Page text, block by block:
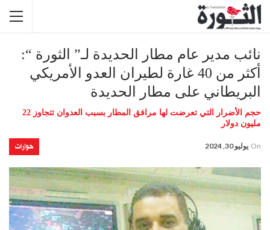
نائب مدير عام مطار الحديدة لـ” الثورة “:
أكثر من 40 غارة لطيران العدو الأمريكي
البريطاني على مطار الحديدة
حجم الأضرار التي تعرضت لها مرافق المطار بسبب العدوان تتجاوز 22
مليون دولار
حوارات On يوليو 30, 2024